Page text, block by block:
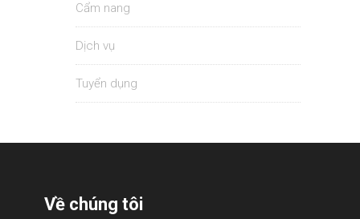
Cẩm nang
Dịch vụ
Tuyển dụng
Về chúng tôi